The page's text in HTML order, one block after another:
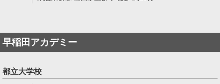
早稲田アカデミー
都立大学校